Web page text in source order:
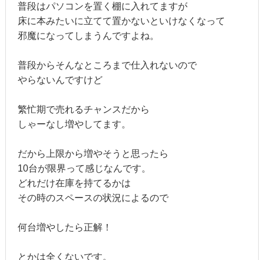
普段はパソコンを置く棚に入れてますが
床に本みたいに立てて置かないといけなくなって
邪魔になってしまうんですよね。
普段からそんなところまで仕入れないので
やらないんですけど
繁忙期で売れるチャンスだから
しゃーなし増やしてます。
だから上限から増やそうと思ったら
10台が限界って感じなんです。
どれだけ在庫を持てるかは
その時のスペースの状況によるので
何台増やしたら正解！
とかは全くないです。